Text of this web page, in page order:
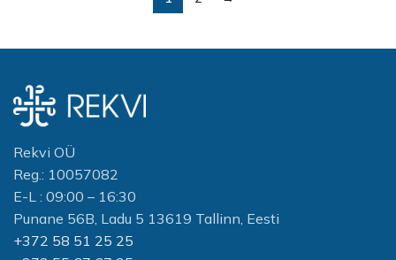
Rekvi OÜ
Reg.: 10057082
E-L : 09:00 – 16:30
Punane 56B, Ladu 5 13619 Tallinn, Eesti
+372 58 51 25 25